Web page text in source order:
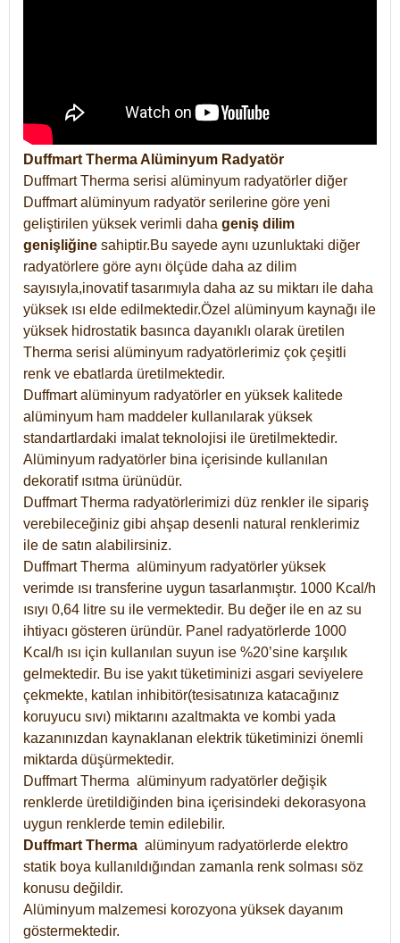
Duffmart Therma Alüminyum Radyatör
Duffmart Therma serisi alüminyum radyatörler diğer
Duffmart alüminyum radyatör serilerine göre yeni
geliştirilen yüksek verimli daha geniş dilim
genişliğine sahiptir.Bu sayede aynı uzunluktaki diğer
radyatörlere göre aynı ölçüde daha az dilim
sayısıyla,inovatif tasarımıyla daha az su miktarı ile daha
yüksek ısı elde edilmektedir.Özel alüminyum kaynağı ile
yüksek hidrostatik basınca dayanıklı olarak üretilen
Therma serisi alüminyum radyatörlerimiz çok çeşitli
renk ve ebatlarda üretilmektedir.
Duffmart alüminyum radyatörler en yüksek kalitede
alüminyum ham maddeler kullanılarak yüksek
standartlardaki imalat teknolojisi ile üretilmektedir.
Alüminyum radyatörler bina içerisinde kullanılan
dekoratif ısıtma ürünüdür.
Duffmart Therma radyatörlerimizi düz renkler ile sipariş
verebileceğiniz gibi ahşap desenli natural renklerimiz
ile de satın alabilirsiniz.
Duffmart Therma alüminyum radyatörler yüksek
verimde ısı transferine uygun tasarlanmıştır. 1000 Kcal/h
ısıyı 0,64 litre su ile vermektedir. Bu değer ile en az su
ihtiyacı gösteren üründür. Panel radyatörlerde 1000
Kcal/h ısı için kullanılan suyun ise %20’sine karşılık
gelmektedir. Bu ise yakıt tüketiminizi asgari seviyelere
çekmekte, katılan inhibitör(tesisatınıza katacağınız
koruyucu sıvı) miktarını azaltmakta ve kombi yada
kazanınızdan kaynaklanan elektrik tüketiminizi önemli
miktarda düşürmektedir.
Duffmart Therma alüminyum radyatörler değişik
renklerde üretildiğinden bina içerisindeki dekorasyona
uygun renklerde temin edilebilir.
Duffmart Therma alüminyum radyatörlerde elektro
statik boya kullanıldığından zamanla renk solması söz
konusu değildir.
Alüminyum malzemesi korozyona yüksek dayanım
göstermektedir.